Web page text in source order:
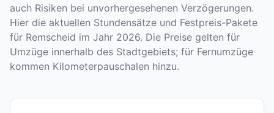
auch Risiken bei unvorhergesehenen Verzögerungen.
Hier die aktuellen Stundensätze und Festpreis-Pakete
für Remscheid im Jahr 2026. Die Preise gelten für
Umzüge innerhalb des Stadtgebiets; für Fernumzüge
kommen Kilometerpauschalen hinzu.